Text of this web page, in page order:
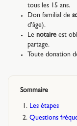
tous les 15 ans.
Don familial de
d'âge).
Le notaire est
partage.
Toute donation
Sommaire
Les étapes
Questions